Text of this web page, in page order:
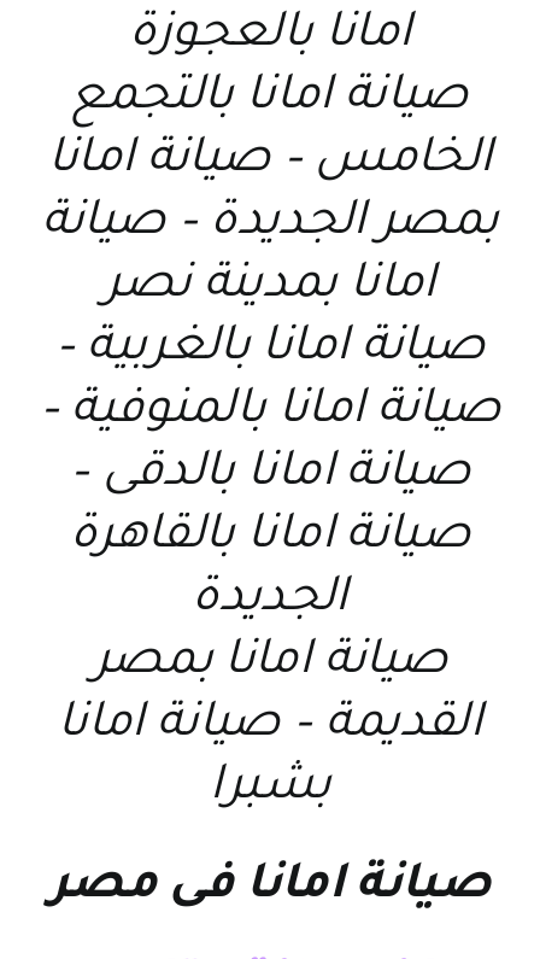
امانا بالعجوزة
صيانة امانا بالتجمع
الخامس – صيانة امانا
بمصر الجديدة – صيانة
امانا بمدينة نصر
صيانة امانا بالغربية –
صيانة امانا بالمنوفية –
صيانة امانا بالدقى –
صيانة امانا بالقاهرة
الجديدة
صيانة امانا بمصر
القديمة – صيانة امانا
بشبرا
صيانة امانا فى مصر